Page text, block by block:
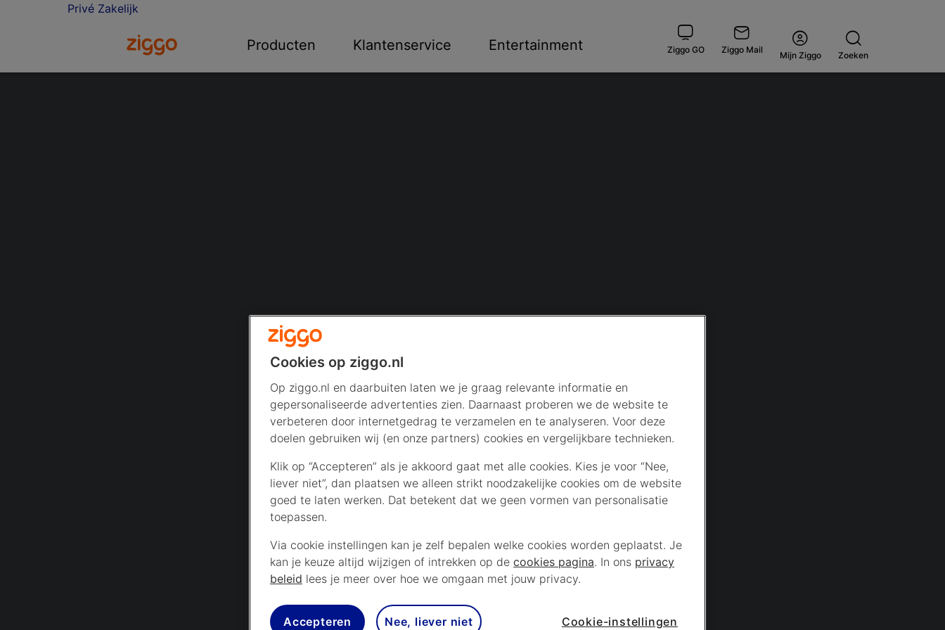
Privé Zakelijk
Ga naar de Ziggo homepageProducten Klantenservice Entertainment Ziggo GO Ziggo Mail Open
Mijn Ziggo
Zoeken
Cookies op ziggo.nl
Op ziggo.nl en daarbuiten laten we je graag relevante informatie en
gepersonaliseerde advertenties zien. Daarnaast proberen we de website te
verbeteren door internetgedrag te verzamelen en te analyseren. Voor deze
doelen gebruiken wij (en onze partners) cookies en vergelijkbare technieken.
Klik op “Accepteren” als je akkoord gaat met alle cookies. Kies je voor “Nee,
liever niet”, dan plaatsen we alleen strikt noodzakelijke cookies om de website
goed te laten werken. Dat betekent dat we geen vormen van personalisatie
toepassen.
Via cookie instellingen kan je zelf bepalen welke cookies worden geplaatst. Je
kan je keuze altijd wijzigen of intrekken op de cookies pagina. In ons privacy
beleid lees je meer over hoe we omgaan met jouw privacy.
Accepteren Nee, liever niet Cookie-instellingen